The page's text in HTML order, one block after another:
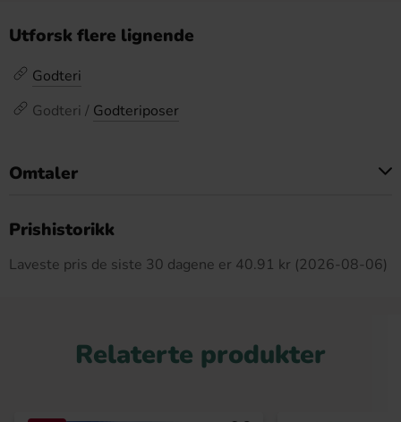
Utforsk flere lignende
Godteri
Godteri / Godteriposer
Omtaler
Prishistorikk
Laveste pris de siste 30 dagene er 40.91 kr (2026-08-06)
Relaterte produkter